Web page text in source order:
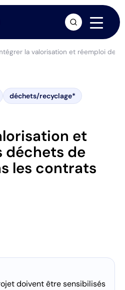
la valorisation et réemploi
déchets/recyclage*
et
déchets de
les contrats
doivent être sensibilisés
arrow_forward